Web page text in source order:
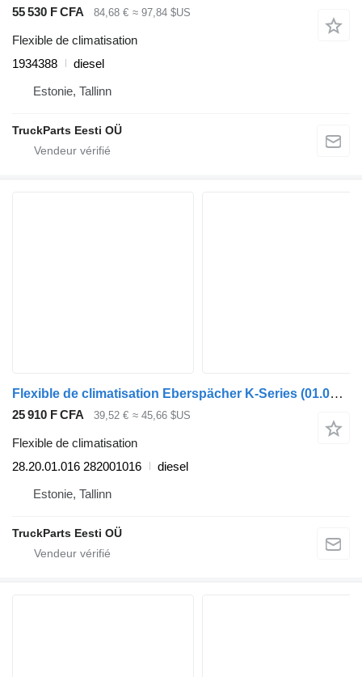
55 530 F CFA 84,68 € ≈ 97,84 $US
Flexible de climatisation
1934388
diesel
Estonie, Tallinn
TruckParts Eesti OÜ
Flexible de climatisation Eberspächer K-Series (01.06-) 28.20.01.016 pour Scania K,N,F-series bus (2006-)
25 910 F CFA 39,52 € ≈ 45,66 $US
Flexible de climatisation
28.20.01.016 282001016
diesel
Estonie, Tallinn
TruckParts Eesti OÜ